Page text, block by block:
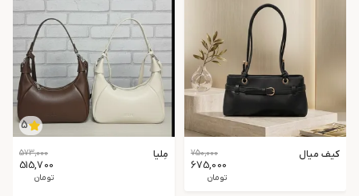
کیف میال 750,000
675,000
تومان
5
مِلیا 573,000
515,700
تومان